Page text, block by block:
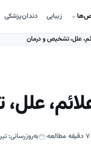
زیبایی دندان‌پزشکی
علل، تشخیص و درمان
۷ دقیقه مطالعه به‌روزرسانی: تیر